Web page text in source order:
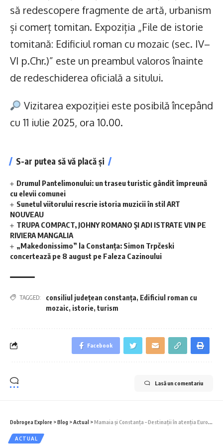
să redescopere fragmente de artă, urbanism
și comerț tomitan. Expoziția „File de istorie
tomitană: Edificiul roman cu mozaic (sec. IV–
VI p.Chr.)” este un preambul valoros înainte
de redeschiderea oficială a sitului.
Vizitarea expoziției este posibilă începând
cu 11 iulie 2025, ora 10.00.
S-ar putea să vă placă și
Drumul Pantelimonului: un traseu turistic gândit împreună
cu elevii comunei
Sunetul viitorului rescrie istoria muzicii în stil ART
NOUVEAU
TRUPA COMPACT, JOHNY ROMANO ȘI ADI ISTRATE VIN PE
RIVIERA MANGALIA
„Makedonissimo” la Constanța: Simon Trpčeski
concertează pe 8 august pe Faleza Cazinoului
TAGGED: consiliul județean constanța, Edificiul roman cu
mozaic, istorie, turism
Facebook
Lasă un comentariu
Dobrogea Explore >Blog >Actual >Mamaia și Constanța – Destinații în atenția Europei
ACTUAL